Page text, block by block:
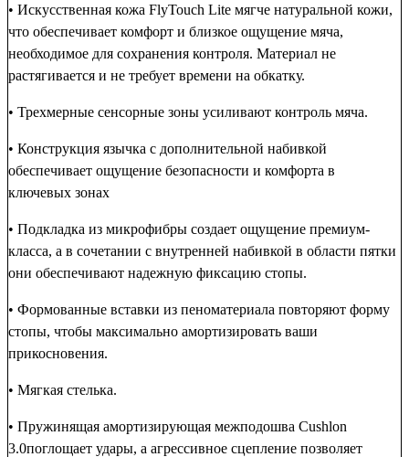
• Искусственная кожа FlyTouch Lite мягче натуральной кожи,
что обеспечивает комфорт и близкое ощущение мяча,
необходимое для сохранения контроля. Материал не
растягивается и не требует времени на обкатку.
• Трехмерные сенсорные зоны усиливают контроль мяча.
• Конструкция язычка с дополнительной набивкой
обеспечивает ощущение безопасности и комфорта в
ключевых зонах
• Подкладка из микрофибры создает ощущение премиум-
класса, а в сочетании с внутренней набивкой в области пятки
они обеспечивают надежную фиксацию стопы.
• Формованные вставки из пеноматериала повторяют форму
стопы, чтобы максимально амортизировать ваши
прикосновения.
• Мягкая стелька.
• Пружинящая амортизирующая межподошва Cushlon
3.0поглощает удары, а агрессивное сцепление позволяет